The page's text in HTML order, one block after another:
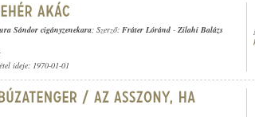
Sándor cigányzenekara; Szerző: Fráter Lóránd - Zilahi Balázs
ideje: 1970-01-01